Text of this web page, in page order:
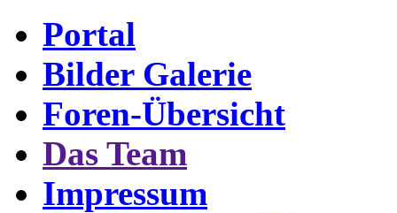
Portal
Bilder Galerie
Foren-Übersicht
Das Team
Impressum